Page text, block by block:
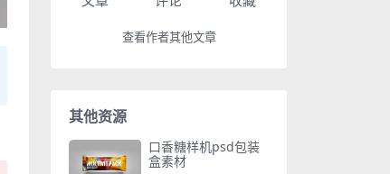
查看作者其他文章
其他资源
口香糖样机psd包装
盒素材